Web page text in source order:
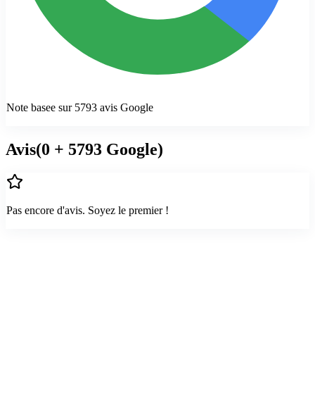
Note basee sur 5793 avis Google
Avis(0 + 5793 Google)
Pas encore d'avis. Soyez le premier !